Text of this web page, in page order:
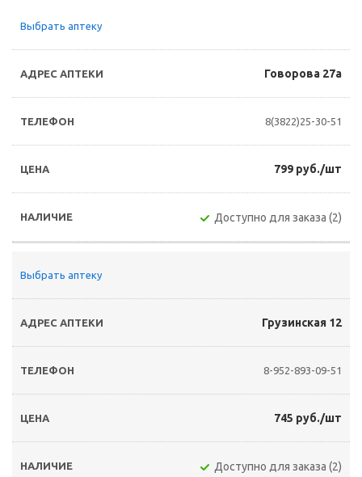
Выбрать аптеку
Говорова 27а
8(3822)25-30-51
799 руб./шт
Доступно для заказа (2)
Выбрать аптеку
Грузинская 12
8-952-893-09-51
745 руб./шт
Доступно для заказа (2)